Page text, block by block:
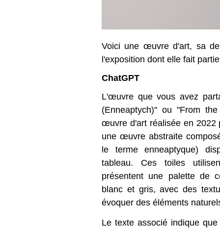
Voici une œuvre d'art, sa
l'exposition dont elle fait
ChatGPT
L'œuvre que vous avez
(Enneaptych)" ou "From
œuvre d'art réalisée en 2022
une œuvre abstraite
le terme enneaptyque)
tableau. Ces toiles
présentent une palette de
blanc et gris, avec des
évoquer des éléments
Le texte associé indique